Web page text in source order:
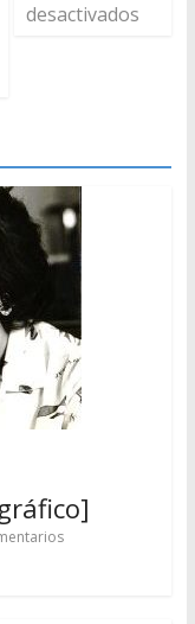
desactivados